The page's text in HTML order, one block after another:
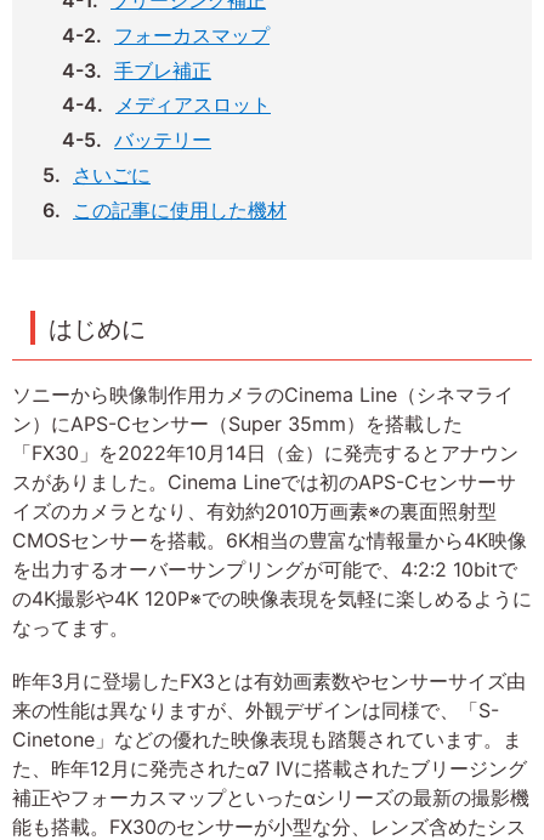
フォーカスマップ
手ブレ補正
メディアスロット
バッテリー
さいごに
この記事に使用した機材
はじめに
ソニーから映像制作用カメラのCinema Line（シネマライ
ン）にAPS-Cセンサー（Super 35mm）を搭載した
「FX30」を2022年10月14日（金）に発売するとアナウン
スがありました。Cinema Lineでは初のAPS-Cセンサーサ
イズのカメラとなり、有効約2010万画素※の裏面照射型
CMOSセンサーを搭載。6K相当の豊富な情報量から4K映像
を出力するオーバーサンプリングが可能で、4:2:2 10bitで
の4K撮影や4K 120P※での映像表現を気軽に楽しめるように
なってます。
昨年3月に登場したFX3とは有効画素数やセンサーサイズ由
来の性能は異なりますが、外観デザインは同様で、「S-
Cinetone」などの優れた映像表現も踏襲されています。ま
た、昨年12月に発売されたα7 IVに搭載されたブリージング
補正やフォーカスマップといったαシリーズの最新の撮影機
能も搭載。FX30のセンサーが小型な分、レンズ含めたシス